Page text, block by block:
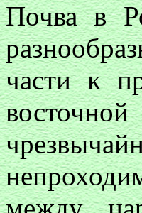
Почва в
части к